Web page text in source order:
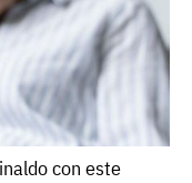
con este